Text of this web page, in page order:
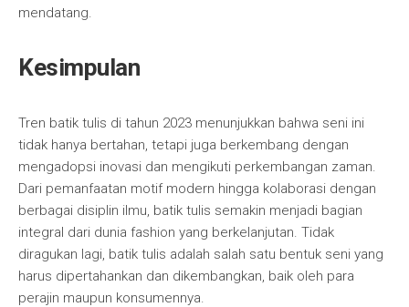
mendatang.
Kesimpulan
Tren batik tulis di tahun 2023 menunjukkan bahwa seni ini
tidak hanya bertahan, tetapi juga berkembang dengan
mengadopsi inovasi dan mengikuti perkembangan zaman.
Dari pemanfaatan motif modern hingga kolaborasi dengan
berbagai disiplin ilmu, batik tulis semakin menjadi bagian
integral dari dunia fashion yang berkelanjutan. Tidak
diragukan lagi, batik tulis adalah salah satu bentuk seni yang
harus dipertahankan dan dikembangkan, baik oleh para
perajin maupun konsumennya.